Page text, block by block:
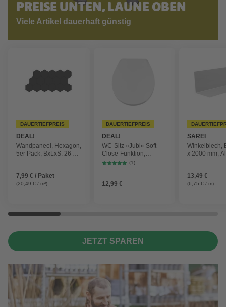
PREISE UNTEN, LAUNE OBEN
Viele Artikel dauerhaft günstig
DAUERTIEFPREIS
DEAL!
Wandpaneel, Hexagon,
5er Pack, BxLxS: 26 x
7,99 € / Paket
(20,49 € / m²)
DAUERTIEFPREIS
DEAL!
WC-Sitz »Jubi« Soft-
Close-Funktion,
Thermoplast, weiß
(1)
12,99 €
SAREI
Winkelblech,
x 2000 mm,
13,49 €
(6,75 € / m)
JETZT SPAREN